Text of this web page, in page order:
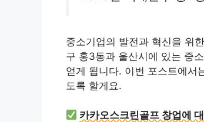
중소기업의 발전과 혁신을 위
구 홍3동과 울산시에 있는 중
얻게 됩니다. 이번 포스트에서
도록 할게요.
카카오스크린골프 창업에